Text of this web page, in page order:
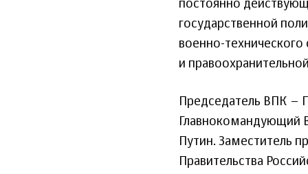
постоянно
государственной
военно-
и
Председатель ВПК –
Главнокомандующий
Путин. Заместитель
Правительства